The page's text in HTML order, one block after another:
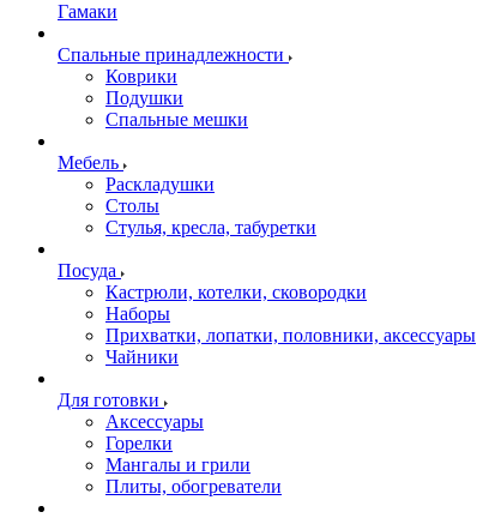
Гамаки
Спальные принадлежности
Коврики
Подушки
Спальные мешки
Мебель
Раскладушки
Столы
Стулья, кресла, табуретки
Посуда
Кастрюли, котелки, сковородки
Наборы
Прихватки, лопатки, половники, аксессуары
Чайники
Для готовки
Аксессуары
Горелки
Мангалы и грили
Плиты, обогреватели